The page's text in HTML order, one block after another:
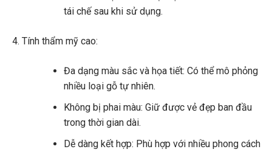
tái chế sau khi sử dụng.
Tính thẩm mỹ cao:
Đa dạng màu sắc và họa tiết: Có thể mô phỏng
nhiều loại gỗ tự nhiên.
Không bị phai màu: Giữ được vẻ đẹp ban đầu
trong thời gian dài.
Dễ dàng kết hợp: Phù hợp với nhiều phong cách